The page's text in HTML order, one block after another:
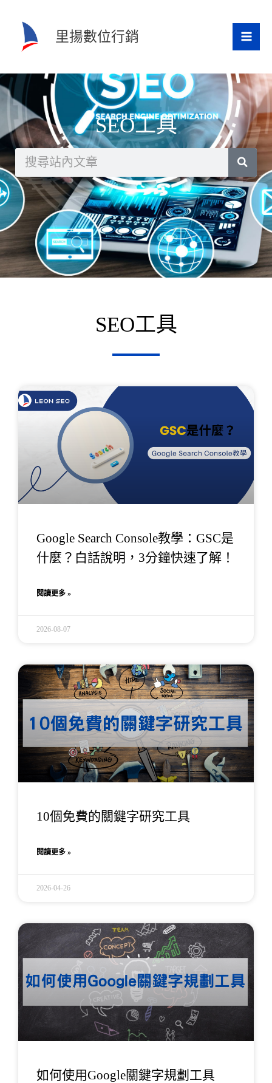
內
里揚數位行銷
SEO工具
搜
尋
SEO工具
Google Search Console教學：GSC是
什麼？白話說明，3分鐘快速了解！
閱讀更多 »
2026-08-07
10個免費的關鍵字研究工具
閱讀更多 »
2026-04-26
如何使用Google關鍵字規劃工具